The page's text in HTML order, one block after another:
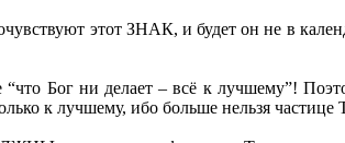
этот ЗНАК, и будет он не в
Бог ни делает – всё к лучшему”!
к лучшему, ибо больше нельзя